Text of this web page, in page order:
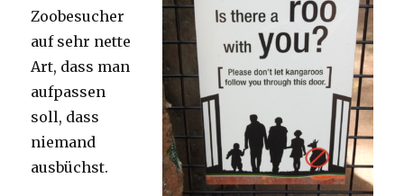
Zoobesucher
auf sehr nette
Art, dass man
aufpassen
soll, dass
niemand
ausbüchst.